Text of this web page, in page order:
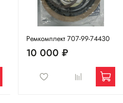
Ремкомплект 707-99-74430
10 000 ₽